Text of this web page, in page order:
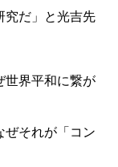
究だ」と光吉先
世界平和に繋が
ぜそれが「コン